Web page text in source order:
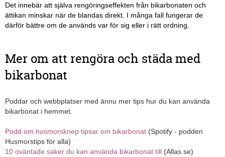
Det innebär att själva rengöringseffekten från bikarbonaten och
ättikan minskar när de blandas direkt. I många fall fungerar de
därför bättre om de används var för sig eller i rätt ordning.
Mer om att rengöra och städa med
bikarbonat
Poddar och webbplatser med ännu mer tips hur du kan använda
bikarbonat i hemmet.
Podd om husmorsknep tipsar om bikarbonat (Spotify - podden
Husmorstips för alla)
10 oväntade saker du kan använda bikarbonat till (Allas.se)